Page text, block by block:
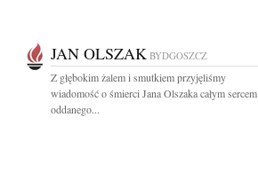
JAN OLSZAK BYDGOSZCZ
Z głębokim żalem i smutkiem przyjęliśmy
wiadomość o śmierci Jana Olszaka całym sercem
oddanego...